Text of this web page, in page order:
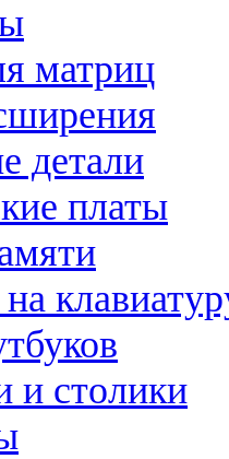
матриц
детали
платы
и столики